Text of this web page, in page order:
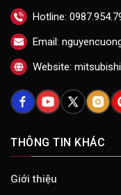
Hotline:
Email:
Website:
THÔNG TIN KHÁC
Giới thiệu